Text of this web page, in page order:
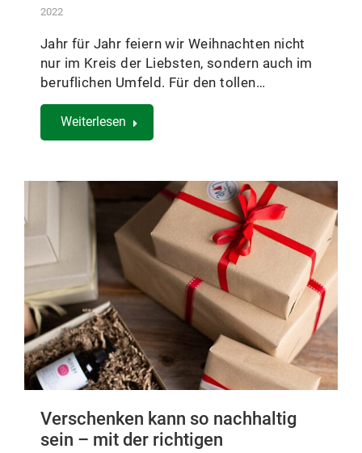
2022
Jahr für Jahr feiern wir Weihnachten nicht
nur im Kreis der Liebsten, sondern auch im
beruflichen Umfeld. Für den tollen…
Weiterlesen
Verschenken kann so nachhaltig
sein – mit der richtigen